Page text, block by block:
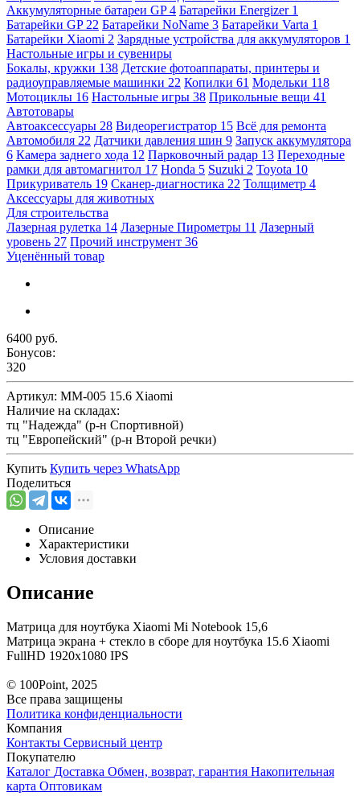
Аккумуляторные батареи GP4 Батарейки Energizer 1
Батарейки GP 22 Батарейки NoName 3 Батарейки Varta 1
Батарейки Xiaomi 2 Зарядные устройства для аккумуляторов 1
Настольные игры и сувениры
Бокалы, кружки 138 Детские фотоаппараты, принтеры и
радиоуправляемые машинки 22 Копилки 61 Модельки 118
Мотоциклы 16 Настольные игры 38 Прикольные вещи 41
Автотовары
Автоаксессуары 28 Видеорегистратор 15 Всё для ремонта
Автомобиля 22 Датчики давления шин 9 Запуск аккумулятора
6 Камера заднего хода 12 Парковочный радар 13 Переходные
рамки для автомагнитол 17 Honda 5 Suzuki 2 Toyota 10
Прикуриватель 19 Сканер-диагностика 22 Толщиметр 4
Аксессуары для животных
Для строительства
Лазерная рулетка 14 Лазерные Пирометры 11 Лазерный
уровень 27 Прочий инструмент 36
Уценённый товар
6400 руб.
Бонусов:
320
Артикул: ММ-005 15.6 Xiaomi
Наличие на складах:
тц "Надежда" (р-н Спортивной)
тц "Европейский" (р-н Второй речки)
Купить Купить через WhatsApp
Поделиться
Описание
Характеристики
Условия доставки
Описание
Матрица для ноутбука Xiaomi Mi Notebook 15,6
Матрица экрана + стекло в сборе для ноутбука 15.6 Xiaomi
FullHD 1920x1080 IPS
© 100Point, 2025
Все права защищены
Политика конфиденциальности
Компания
Контакты Сервисный центр
Покупателю
Каталог Доставка Обмен, возврат, гарантия Накопительная
карта Оптовикам